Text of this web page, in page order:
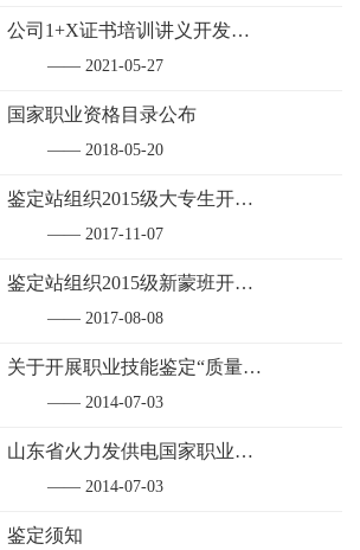
公司1+X证书培训讲义开发工作在学院启动
—— 2021-05-27
国家职业资格目录公布
—— 2018-05-20
鉴定站组织2015级大专生开展职业技能鉴定工作
—— 2017-11-07
鉴定站组织2015级新蒙班开展职业技能鉴定工作
—— 2017-08-08
关于开展职业技能鉴定“质量提升年”活动
—— 2014-07-03
山东省火力发供电国家职业技能鉴定站
—— 2014-07-03
鉴定须知